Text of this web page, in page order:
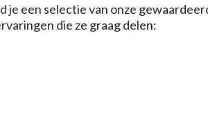
je een selectie van onze
die ze graag delen: